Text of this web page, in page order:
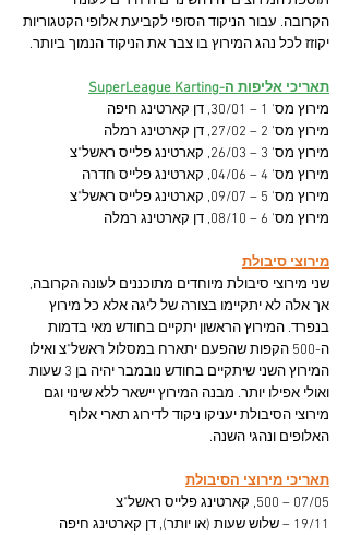
הקרובה. עבור הניקוד הסופי לקביעת אלופי הקטגוריות
יקוזז לכל נהג המירוץ בו צבר את הניקוד הנמוך ביותר.
תאריכי אליפות ה-SuperLeague Karting
מירוץ מס' 1 – 30/01, דן קארטינג חיפה
מירוץ מס' 2 – 27/02, דן קארטינג רמלה
מירוץ מס' 3 – 26/03, קארטינג פלייס ראשל"צ
מירוץ מס' 4 – 04/06, קארטינג פלייס חדרה
מירוץ מס' 5 – 09/07, קארטינג פלייס ראשל"צ
מירוץ מס' 6 – 08/10, דן קארטינג רמלה
מירוצי סיבולת
שני מירוצי סיבולת מיוחדים מתוכננים לעונה הקרובה,
אך אלה לא יתקיימו בצורה של ליגה אלא כל מירוץ
בנפרד. המירוץ הראשון יתקיים בחודש מאי בדמות
ה-500 הקפות שהפעם יתארח במסלול ראשל"צ ואילו
המירוץ השני שיתקיים בחודש נובמבר יהיה בן 3 שעות
ואולי אפילו יותר. מבנה המירוץ יישאר ללא שינוי וגם
מירוצי הסיבולת יעניקו ניקוד לדירוג תארי אלוף
האלופים ונהגי השנה.
תאריכי מירוצי הסיבולת
07/05 – 500, קארטינג פלייס ראשל"צ
19/11 – שלוש שעות (או יותר), דן קארטינג חיפה